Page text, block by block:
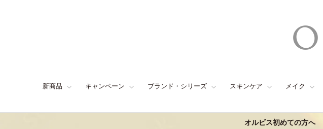
新商品 キャンペーン ブランド・シリーズ スキンケア メイク
オルビス初めての方へ